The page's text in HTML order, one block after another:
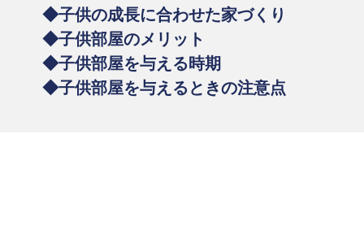
◆子供の成長に合わせた家づくり
◆子供部屋のメリット
◆子供部屋を与える時期
◆子供部屋を与えるときの注意点